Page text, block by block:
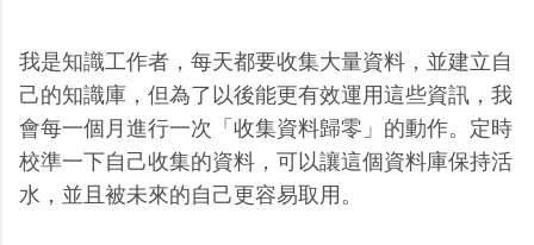
我是知識工作者，每天都要收集大量資料，並建立自
己的知識庫，但為了以後能更有效運用這些資訊，我
會每一個月進行一次「收集資料歸零」的動作。定時
校準一下自己收集的資料，可以讓這個資料庫保持活
水，並且被未來的自己更容易取用。